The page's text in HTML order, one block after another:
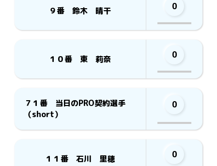
９番 鈴木 晴干 0
１０番 東 莉奈 0
７１番 当日のPRO契約選手
（short）
0
１１番 石川 里穂 0